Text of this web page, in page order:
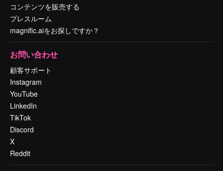
コンテンツを販売する
プレスルーム
magnific.aiをお探しですか？
お問い合わせ
顧客サポート
Instagram
YouTube
LinkedIn
TikTok
Discord
X
Reddit